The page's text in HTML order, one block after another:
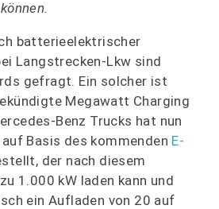
batterieelektrischer
Langstrecken-Lkw sind
gefragt. Ein solcher ist
Megawatt Charging
Benz Trucks hat nun
Basis des kommenden E-
der nach diesem
1.000 kW laden kann und
ein Aufladen von 20 auf